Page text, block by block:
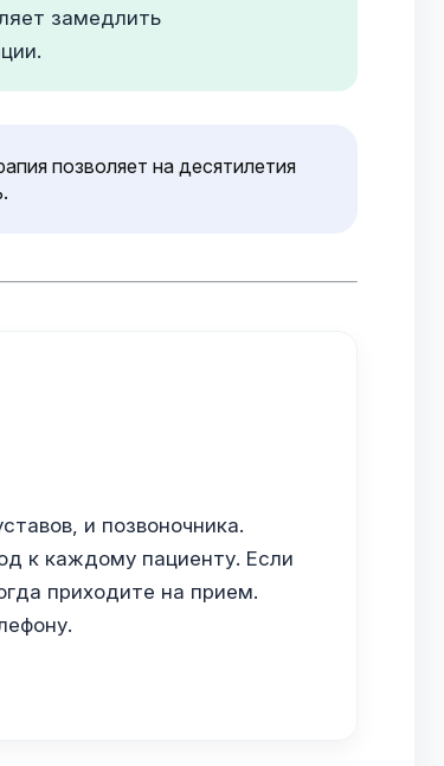
замедлить
позволяет на десятилетия
и позвоночника.
к каждому пациенту. Если
приходите на прием.